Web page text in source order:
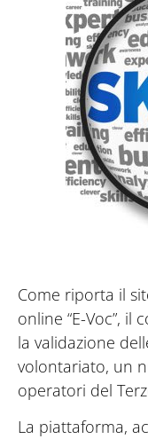
Come riporta il
online “E-Voc”,
la validazione
volontariato, un
operatori del
La piattaforma,